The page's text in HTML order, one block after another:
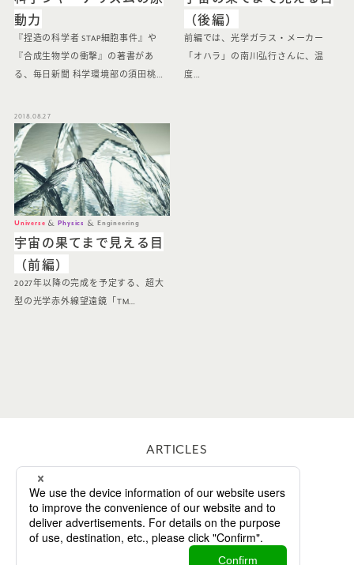
動力
『捏造の科学者 STAP細胞事件』や
『合成生物学の衝撃』の著書があ
る、毎日新聞 科学環境部の須田桃…
（後編）
前編では、光学ガラス・メーカー
「オハラ」の南川弘行さんに、温
度…
Universe Physics Engineering
2018.08.27
宇宙の果てまで見える目
（前編）
2027年以降の完成を予定する、超大
型の光学赤外線望遠鏡「TM…
ARTICLES
WORKS
ABOUT